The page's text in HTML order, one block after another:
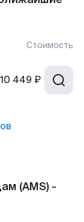
Стоимость
10 449 ₽
(AMS) -